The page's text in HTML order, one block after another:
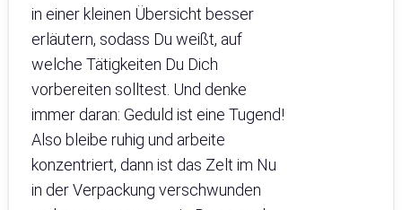
in einer kleinen Übersicht besser
erläutern, sodass Du weißt, auf
welche Tätigkeiten Du Dich
vorbereiten solltest. Und denke
immer daran: Geduld ist eine Tugend!
Also bleibe ruhig und arbeite
konzentriert, dann ist das Zelt im Nu
in der Verpackung verschwunden